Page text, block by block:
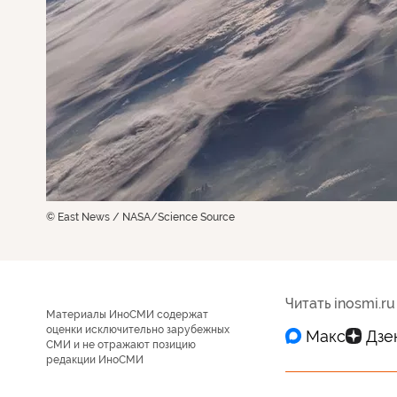
© East News / NASA/Science Source
Материалы ИноСМИ содержат
оценки исключительно зарубежных
СМИ и не отражают позицию
редакции ИноСМИ
Читать inosmi.ru